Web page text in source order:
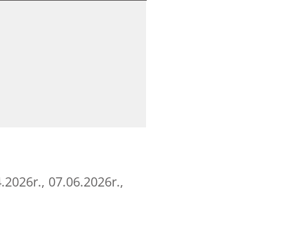
07.06.2026r.,